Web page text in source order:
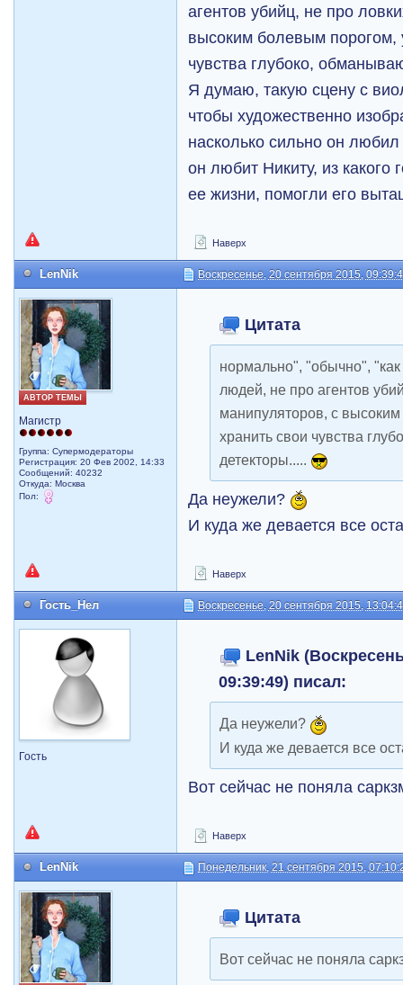
агентов убийц, не про
высоким болевым
чувства глубоко,
Я думаю, такую сцену с
чтобы художественно
насколько сильно он
он любит Никиту, из какого
ее жизни, помогли его
Наверх
LenNik Воскресенье, 20 сентября 2015,
АВТОР ТЕМЫ
Магистр
Группа: Супермодераторы
Регистрация: 20 Фев 2002, 14:33
Сообщений: 40232
Откуда: Москва
Пол:
Цитата
нормально", "обычно", "как
людей, не про агентов
манипуляторов, с
хранить свои чувства
детекторы.....
Да неужели?
И куда же девается все
Наверх
Гость_Нел Воскресенье, 20 сентября 2015,
Гость
LenNik
09:39:49) писал:
Да неужели?
И куда же девается все
Вот сейчас не поняла
Наверх
LenNik Понедельник, 21 сентября 2015,
Цитата
Вот сейчас не поняла